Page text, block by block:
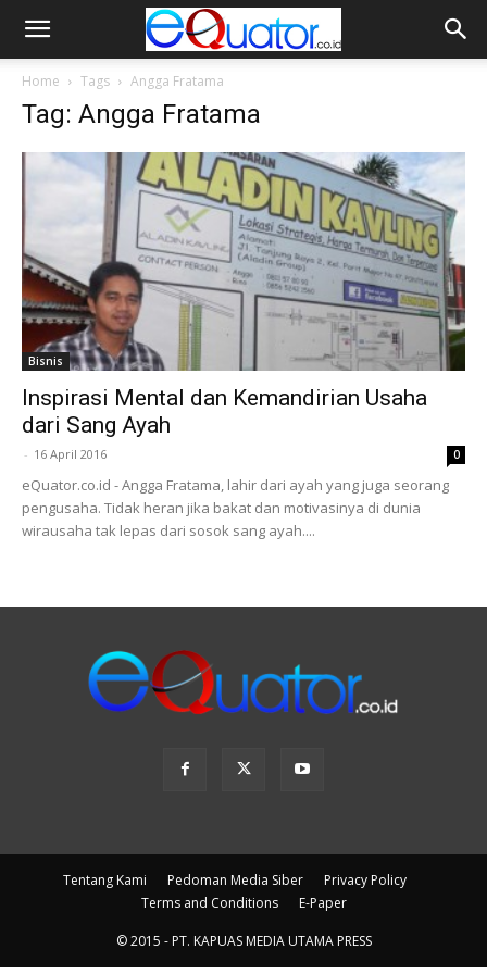
Home Tags Angga Fratama
Tag: Angga Fratama
Bisnis
Inspirasi Mental dan Kemandirian Usaha
dari Sang Ayah
- 16 April 2016 0
eQuator.co.id - Angga Fratama, lahir dari ayah yang juga seorang
pengusaha. Tidak heran jika bakat dan motivasinya di dunia
wirausaha tak lepas dari sosok sang ayah....
Tentang Kami Pedoman Media Siber
Privacy Policy
Terms and Conditions
E-Paper
© 2015 - PT. KAPUAS MEDIA UTAMA PRESS